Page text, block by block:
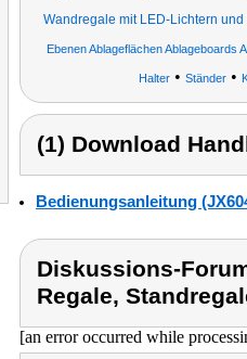
Wandregale mit LED-Lichtern
Ebenen Ablageflächen Ablageboards
Halter • Ständer •
(1) Download
Bedienungsanleitung
Diskussions-
Regale,
[an error occurred while